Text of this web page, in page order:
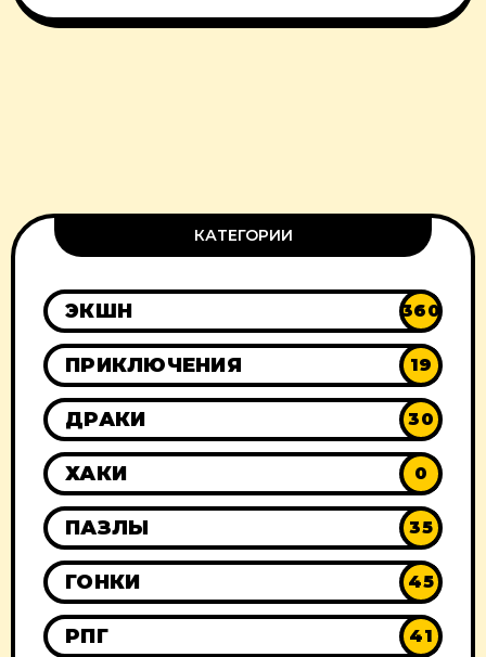
КАТЕГОРИИ
ЭКШН 360
ПРИКЛЮЧЕНИЯ 19
ДРАКИ 30
ХАКИ 0
ПАЗЛЫ 35
ГОНКИ 45
РПГ 41